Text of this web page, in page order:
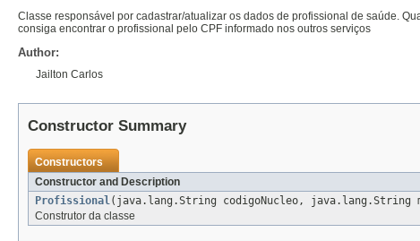
Classe responsável por cadastrar/atualizar os dados de profissional de saúde.
consiga encontrar o profissional pelo CPF informado nos outros serviços
Author:
Jailton Carlos
Constructor Summary
Constructors
Constructor and Description
Profissional(java.lang.String codigoNucleo, java.lang.String
Construtor da classe